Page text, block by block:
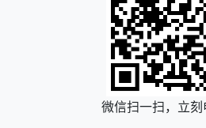
微信扫一扫，立